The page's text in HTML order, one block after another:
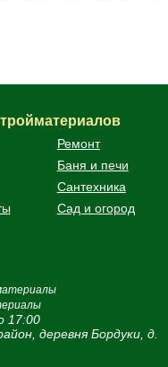
Ремонт
Баня и печи
Сантехника
Сад и огород
17:00
деревня Бордуки, д.